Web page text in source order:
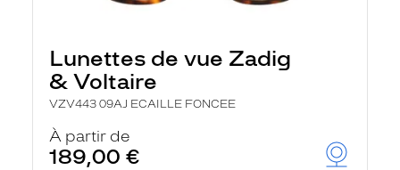
Lunettes de vue Zadig
& Voltaire
VZV443 09AJ ECAILLE FONCEE
À partir de
189,00 €